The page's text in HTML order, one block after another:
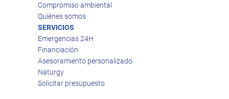
Compromiso ambiental
Quiénes somos
SERVICIOS
Emergencias 24H
Financiación
Asesoramiento personalizado
Naturgy
Solicitar presupuesto